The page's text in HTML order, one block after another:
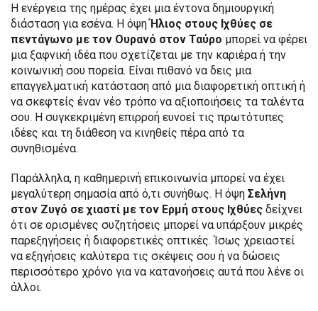
Η ενέργεια της ημέρας έχει μια έντονα δημιουργική
διάσταση για εσένα. Η όψηΉλιος στους Ιχθύες σε
πεντάγωνο με τον Ουρανό στον Ταύρο μπορεί να φέρει
μια ξαφνική ιδέα που σχετίζεται με την καριέρα ή την
κοινωνική σου πορεία. Είναι πιθανό να δεις μια
επαγγελματική κατάσταση από μια διαφορετική οπτική ή
να σκεφτείς έναν νέο τρόπο να αξιοποιήσεις τα ταλέντα
σου. Η συγκεκριμένη επιρροή ευνοεί τις πρωτότυπες
ιδέες και τη διάθεση να κινηθείς πέρα από τα
συνηθισμένα.
Παράλληλα, η καθημερινή επικοινωνία μπορεί να έχει
μεγαλύτερη σημασία από ό,τι συνήθως. Η όψη Σελήνη
στον Ζυγό σε χιαστί με τον Ερμή στους Ιχθύες δείχνει
ότι σε ορισμένες συζητήσεις μπορεί να υπάρξουν μικρές
παρεξηγήσεις ή διαφορετικές οπτικές. Ίσως χρειαστεί
να εξηγήσεις καλύτερα τις σκέψεις σου ή να δώσεις
περισσότερο χρόνο για να κατανοήσεις αυτά που λένε οι
άλλοι.